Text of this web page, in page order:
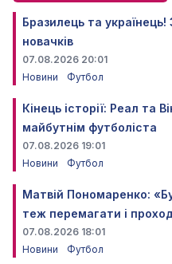
Бразилець та
новачків
07.08.2026 20:01
Новини
Футбол
Кінець історії: Реал та
майбутнім футболіста
07.08.2026 19:01
Новини
Футбол
Матвій Пономаренко:
теж перемагати і
07.08.2026 18:01
Новини
Футбол